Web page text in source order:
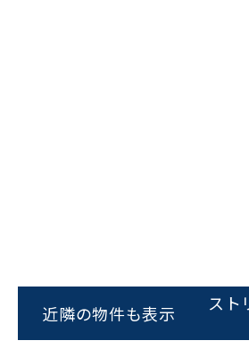
スムーズにご案内で
0120-
近隣の物件も表示
スト